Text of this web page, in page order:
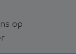
op